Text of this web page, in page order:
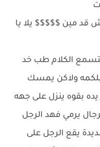
مين $$$$$ يلا يا
الكلام طب خد
ولاكن يمسك
بقوه ينزل على جهه
يرمي فهد الرجل
يقع الرجل على